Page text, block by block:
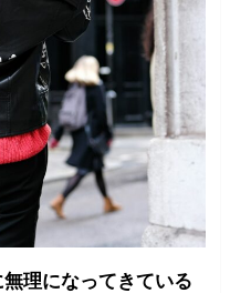
無理になってきている